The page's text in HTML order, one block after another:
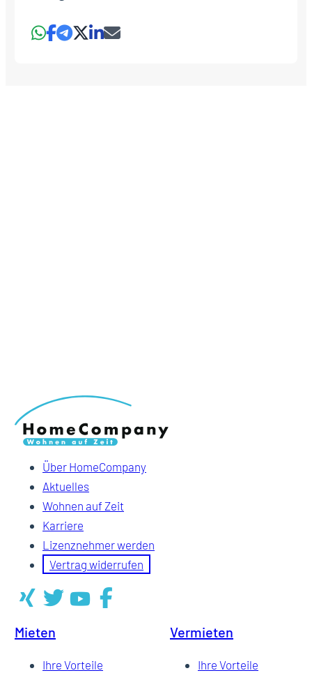
Über HomeCompany
Aktuelles
Wohnen auf Zeit
Karriere
Lizenznehmer werden
Vertrag widerrufen
Mieten
Ihre Vorteile
Vermieten
Ihre Vorteile